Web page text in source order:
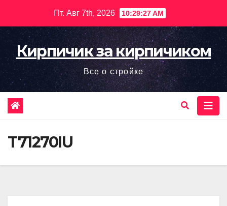
содержимому
Пт. Авг 7th, 2026 10:29:29 AM
Кирпичик за кирпичиком
Все о стройке
T71270IU